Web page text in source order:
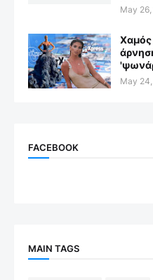
May
Χαμός
May
FACEBOOK
MAIN TAGS